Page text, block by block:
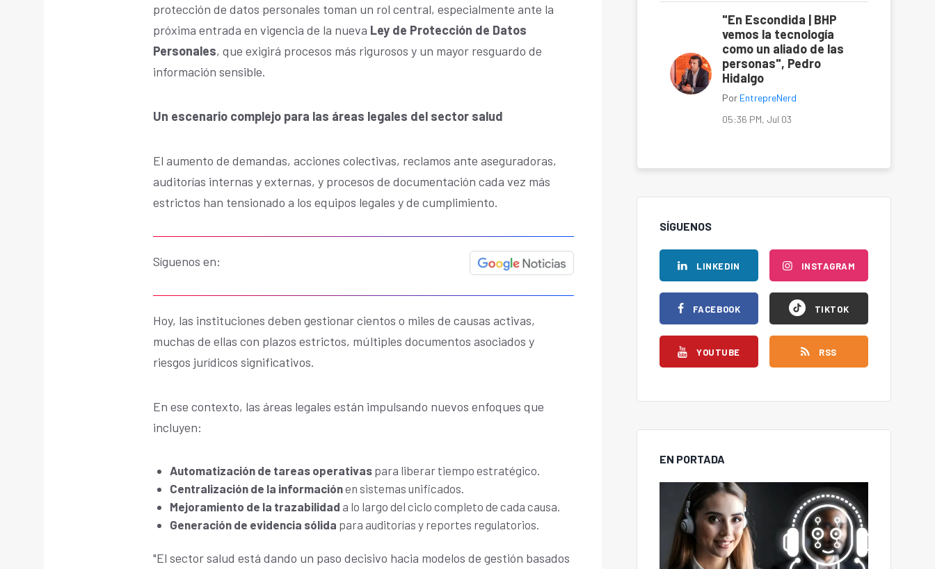
protección de datos personales toman un rol central, especialmente ante la
próxima entrada en vigencia de la nueva Ley de Protección de Datos
Personales, que exigirá procesos más rigurosos y un mayor resguardo de
información sensible.
Un escenario complejo para las áreas legales del sector salud
El aumento de demandas, acciones colectivas, reclamos ante aseguradoras,
auditorías internas y externas, y procesos de documentación cada vez más
estrictos han tensionado a los equipos legales y de cumplimiento.
Síguenos en:
Hoy, las instituciones deben gestionar cientos o miles de causas activas,
muchas de ellas con plazos estrictos, múltiples documentos asociados y
riesgos jurídicos significativos.
En ese contexto, las áreas legales están impulsando nuevos enfoques que
incluyen:
Automatización de tareas operativas para liberar tiempo estratégico.
Centralización de la informaciónen sistemas unificados.
Mejoramiento de la trazabilidad a lo largo del ciclo completo de cada causa.
Generación de evidencia sólida para auditorías y reportes regulatorios.
"El sector salud está dando un paso decisivo hacia modelos de gestión basados
"En Escondida | BHP
vemos la tecnología
como un aliado de las
personas", Pedro
Hidalgo
Por EntrepreNerd
05:36 PM, Jul 03
SÍGUENOS
LINKEDIN
FACEBOOK
YOUTUBE
INSTAGRAM
TIKTOK
RSS
EN PORTADA